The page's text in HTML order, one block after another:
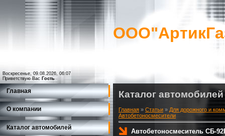
Воскресенье, 09.08.2026, 06:07
Приветствую Вас Гость
Главная
О компании
Каталог автомобилей
Каталог
Главная » Статьи » Для дорожного и
Автобетоносмесители
Автобетоносмеситель СБ-